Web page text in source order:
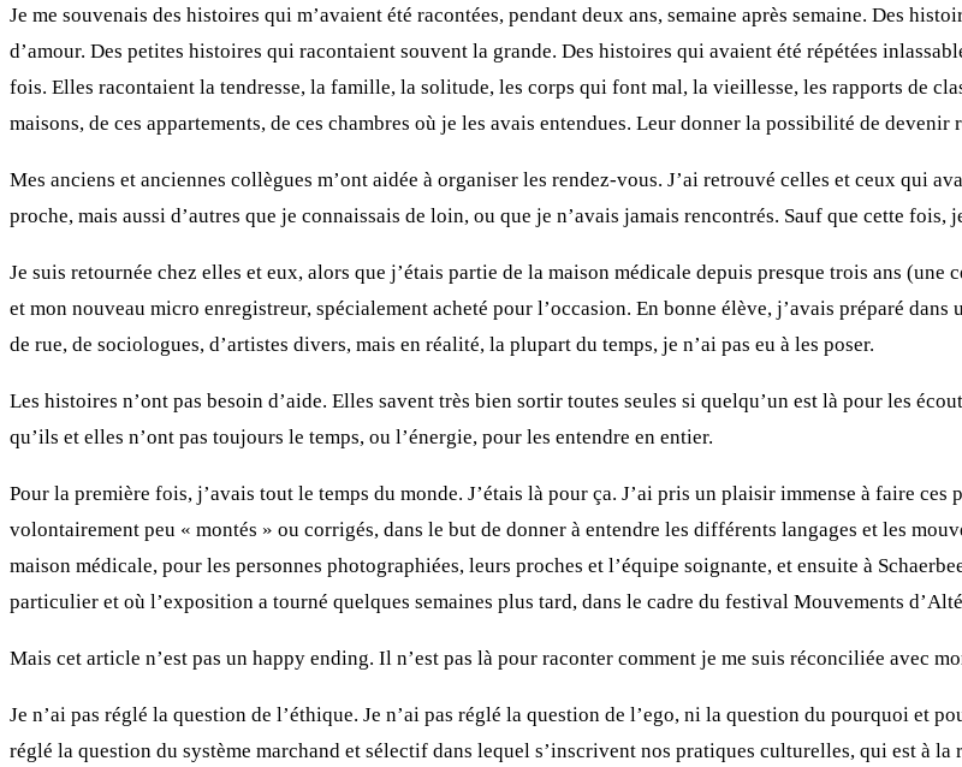
Je me souvenais des histoires qui m’avaient été racontées, pendant deux ans, semaine après semaine. Des
d’amour. Des petites histoires qui racontaient souvent la grande. Des histoires qui avaient été répétées
fois. Elles racontaient la tendresse, la famille, la solitude, les corps qui font mal, la vieillesse, les rapports de
maisons, de ces appartements, de ces chambres où je les avais entendues. Leur donner la possibilité de devenir
Mes anciens et anciennes collègues m’ont aidée à organiser les rendez-vous. J’ai retrouvé celles et ceux qui
proche, mais aussi d’autres que je connaissais de loin, ou que je n’avais jamais rencontrés. Sauf que cette fois,
Je suis retournée chez elles et eux, alors que j’étais partie de la maison médicale depuis presque trois ans
et mon nouveau micro enregistreur, spécialement acheté pour l’occasion. En bonne élève, j’avais préparé
de rue, de sociologues, d’artistes divers, mais en réalité, la plupart du temps, je n’ai pas eu à les poser.
Les histoires n’ont pas besoin d’aide. Elles savent très bien sortir toutes seules si quelqu’un est là pour les
qu’ils et elles n’ont pas toujours le temps, ou l’énergie, pour les entendre en entier.
Pour la première fois, j’avais tout le temps du monde. J’étais là pour ça. J’ai pris un plaisir immense à faire
volontairement peu « montés » ou corrigés, dans le but de donner à entendre les différents langages et les
maison médicale, pour les personnes photographiées, leurs proches et l’équipe soignante, et ensuite à
particulier et où l’exposition a tourné quelques semaines plus tard, dans le cadre du festival Mouvements
Mais cet article n’est pas un happy ending. Il n’est pas là pour raconter comment je me suis réconciliée avec
Je n’ai pas réglé la question de l’éthique. Je n’ai pas réglé la question de l’ego, ni la question du pourquoi et
réglé la question du système marchand et sélectif dans lequel s’inscrivent nos pratiques culturelles, qui est à